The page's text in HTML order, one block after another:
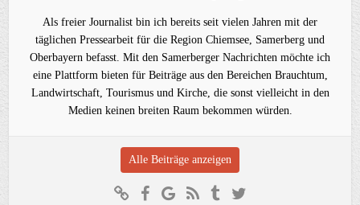
Als freier Journalist bin ich bereits seit vielen Jahren mit der
täglichen Pressearbeit für die Region Chiemsee, Samerberg und
Oberbayern befasst. Mit den Samerberger Nachrichten möchte ich
eine Plattform bieten für Beiträge aus den Bereichen Brauchtum,
Landwirtschaft, Tourismus und Kirche, die sonst vielleicht in den
Medien keinen breiten Raum bekommen würden.
Alle Beiträge anzeigen